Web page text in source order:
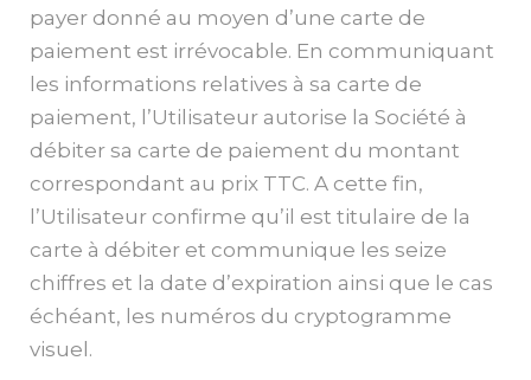
payer donné au moyen d’une carte de
paiement est irrévocable. En communiquant
les informations relatives à sa carte de
paiement, l’Utilisateur autorise la Société à
débiter sa carte de paiement du montant
correspondant au prix TTC. A cette fin,
l’Utilisateur confirme qu’il est titulaire de la
carte à débiter et communique les seize
chiffres et la date d’expiration ainsi que le cas
échéant, les numéros du cryptogramme
visuel.